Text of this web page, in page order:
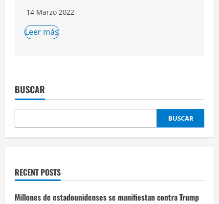
14 Marzo 2022
Leer más
BUSCAR
BUSCAR
RECENT POSTS
Millones de estadounidenses se manifiestan contra Trump